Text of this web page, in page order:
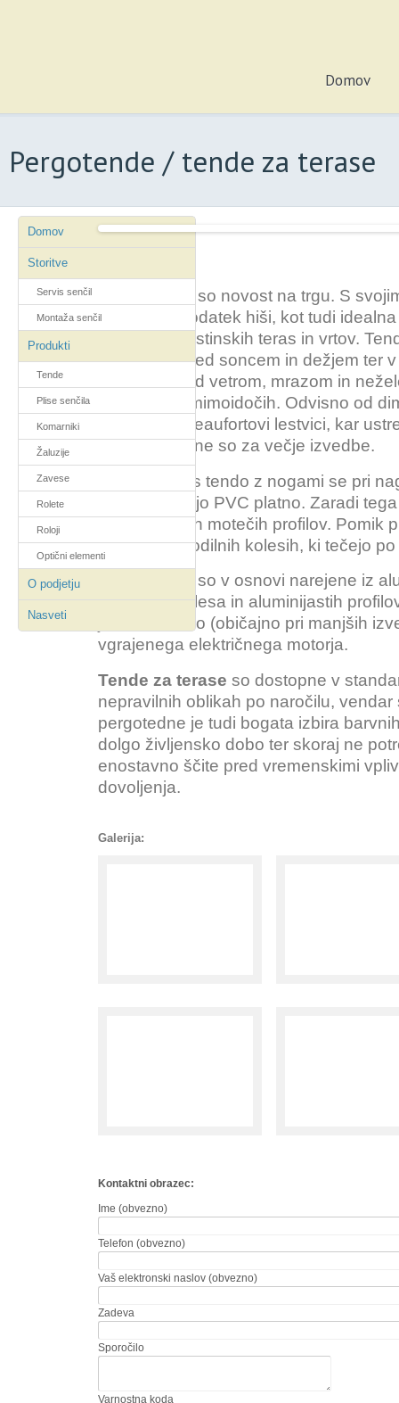
Domov
Pergotende / tende za terase
Domov
Storitve
Servis senčil
Montaža senčil
Produkti
Tende
Plise senčila
Komarniki
Žaluzije
Zavese
Rolete
Roloji
Optični elementi
O podjetju
Nasveti
so novost na trgu. S
eleganten dodatek hiši, kot tudi
balkonov, gostinskih teras in vrtov.
za zaščito pred soncem in dežjem ter
roloji tudi pred vetrom, mrazom in
radovednih mimoidočih. Odvisno od
stopnje po Beaufortovi lestvici, kar
km/h. Primerne so za večje izvedbe.
V primerjavi s tendo z nogami se pri
profili, ki nosijo PVC platno. Zaradi
malo vidnih in motečih profilov. Pomik
profilov na vodilnih kolesih, ki tečejo
so v osnovi narejene iz
kombinacije lesa in aluminijastih
je lahko ročno (običajno pri manjših
vgrajenega električnega motorja.
Tende za terase so dostopne v
nepravilnih oblikah po naročilu,
pergotedne je tudi bogata izbira
dolgo življensko dobo ter skoraj ne
enostavno ščite pred vremenskimi
dovoljenja.
Galerija:
Kontaktni obrazec:
Ime (obvezno)
Telefon (obvezno)
Vaš elektronski naslov (obvezno)
Zadeva
Sporočilo
Varnostna koda